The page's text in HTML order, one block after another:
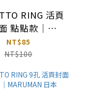
RING 活頁
點點款｜
日本
NT$85
NT$100